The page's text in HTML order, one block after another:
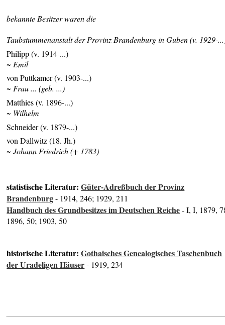
bekannte Besitzer waren die
Taubstummenanstalt derProvinz Brandenburg in Guben (v. 1929-
Philipp (v. 1914-...)
~ Emil
von Puttkamer (v. 1903-...)
~ Frau ... (geb. ...)
Matthies (v. 1896-...)
~ Wilhelm
Schneider (v. 1879-...)
von Dallwitz (18. Jh.)
~ Johann Friedrich (+ 1783)
statistische Literatur:Güter-Adreßbuch der Provinz
Brandenburg- 1914, 246; 1929, 211
Handbuch des Grundbesitzes im Deutschen Reiche- I, I, 1879,
1896, 50; 1903, 50
historische Literatur:Gothaisches Genealogisches Taschenbuch
der Uradeligen Häuser- 1919, 234